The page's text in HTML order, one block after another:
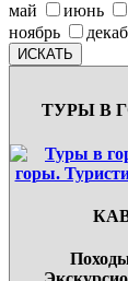
май
июнь
ноябрь
ТУРЫ В